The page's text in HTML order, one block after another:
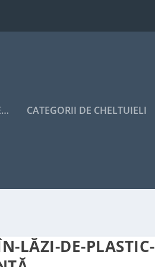
CATEGORII DE CHELTUIELI
LĂZI-DE-PLASTIC-